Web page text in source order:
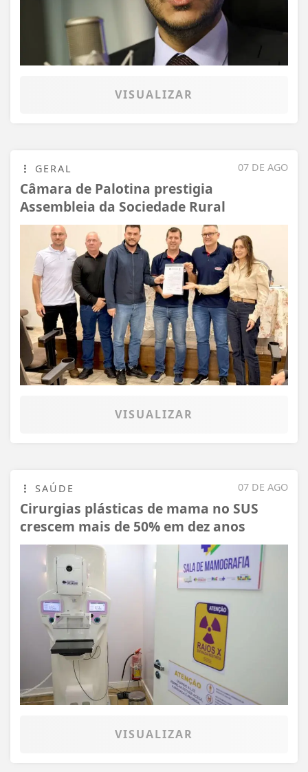
VISUALIZAR
07 DE AGO
GERAL
Câmara de Palotina prestigia
Assembleia da Sociedade Rural
VISUALIZAR
07 DE AGO
SAÚDE
Cirurgias plásticas de mama no SUS
crescem mais de 50% em dez anos
VISUALIZAR